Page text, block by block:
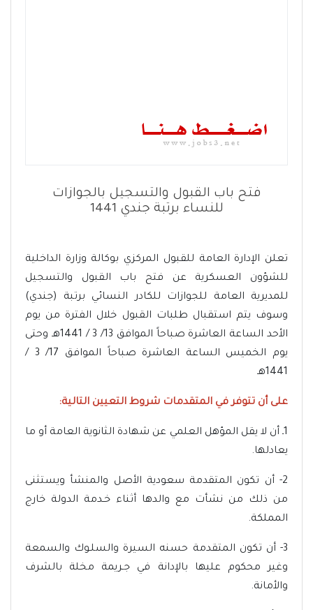
فتح باب القبول والتسجيل بالجوازات
للنساء برتبة جندي 1441
تعلن الإدارة العامة للقبول المركزي بوكالة وزارة الداخلية
للشؤون العسكرية عن فتح باب القبول والتسجيل
للمديرية العامة للجوازات للكادر النسائي برتبة (جندي)
وسوف يتم استقبال طلبات القبول خلال الفترة من يوم
الأحد الساعة العاشرة صباحاً الموافق 13/ 3 / 1441هـ وحتى
يوم الخميس الساعة العاشرة صباحاً الموافق 17/ 3 /
1441هـ
على أن تتوفر في المتقدمات شروط التعيين التالية:
1ـ أن لا يقل المؤهل العلمي عن شهادة الثانوية العامة أو ما
يعادلها.
2- أن تكون المتقدمة سعودية الأصل والمنشأ ويستثنى
من ذلك من نشأت مع والدها أثناء خـدمة الدولة خارج
المملكة.
3- أن تكون المتقدمة حسنه السيرة والسلـوك والسمعة
وغير محكوم عليها بالإدانة في جـريمة مخلة بالشرف
والأمانة.